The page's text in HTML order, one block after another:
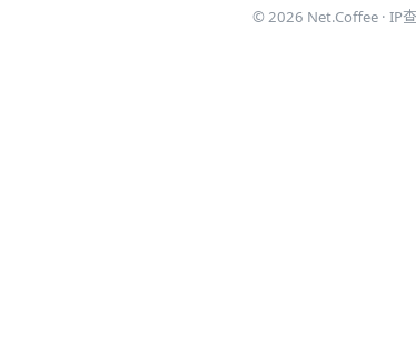
© 2026 Net.Coffee · IP